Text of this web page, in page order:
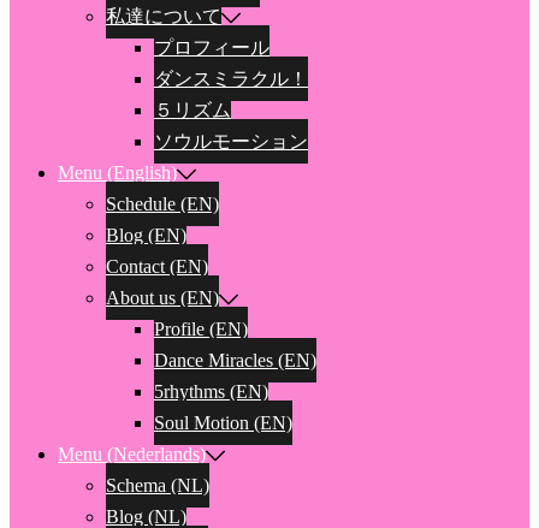
私達について
プロフィール
ダンスミラクル！
５リズム
ソウルモーション
Menu (English)
Schedule (EN)
Blog (EN)
Contact (EN)
About us (EN)
Profile (EN)
Dance Miracles (EN)
5rhythms (EN)
Soul Motion (EN)
Menu (Nederlands)
Schema (NL)
Blog (NL)